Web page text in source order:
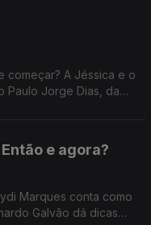
começar? A Jéssica e o
Paulo Jorge Dias, da
e agora?
Marques conta como
Galvão dá dicas